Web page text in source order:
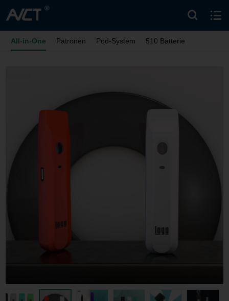
All-in-One Patronen Pod-System 510 Batterie